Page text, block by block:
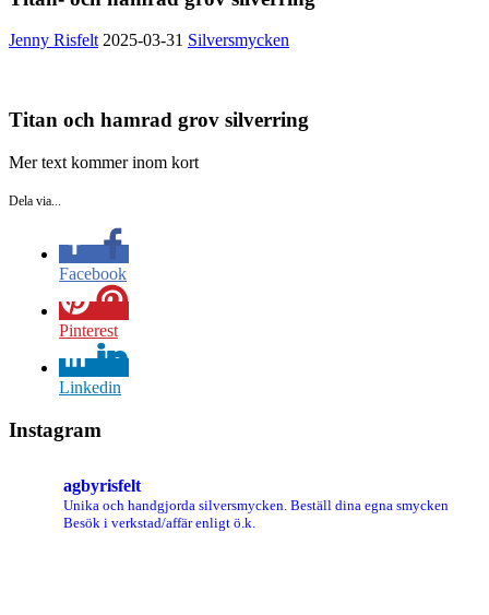
Jenny Risfelt 2025-03-31 Silversmycken
Titan och hamrad grov silverring
Mer text kommer inom kort
Dela via...
Facebook
Pinterest
Linkedin
Instagram
agbyrisfelt
Unika och handgjorda silversmycken. Beställ dina egna smycken
Besök i verkstad/affär enligt ö.k.